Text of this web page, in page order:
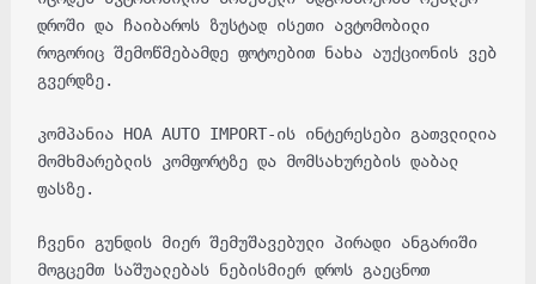
დროში და ჩაიბაროს ზუსტად ისეთი ავტომობილი
როგორიც შემოწმებამდე ფოტოებით ნახა აუქციონის ვებ
გვერდზე.
კომპანია HOA AUTO IMPORT-ის ინტერესები გათვლილია
მომხმარებლის კომფორტზე და მომსახურების დაბალ
ფასზე.
ჩვენი გუნდის მიერ შემუშავებული პირადი ანგარიში
მოგცემთ საშუალებას ნებისმიერ დროს გაეცნოთ